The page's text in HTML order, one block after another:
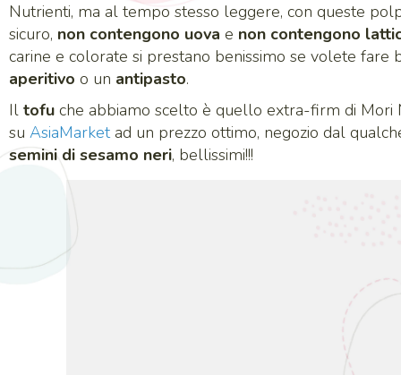
Nutrienti, ma al tempo stesso leggere, con queste
sicuro, non contengono uova e non contengono
carine e colorate si prestano benissimo se volete fare
aperitivo o un antipasto.
Il tofu che abbiamo scelto è quello extra-firm di Mori
su AsiaMarketad un prezzo ottimo, negozio dal
semini di sesamo neri, bellissimi!!!